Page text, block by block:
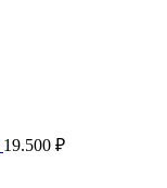
19.500 ₽